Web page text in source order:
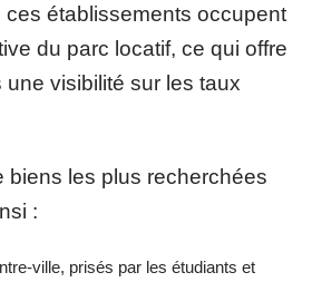
ces établissements occupent
du parc locatif, ce qui offre
visibilité sur les taux
biens les plus recherchées
:
ville, prisés par les étudiants et